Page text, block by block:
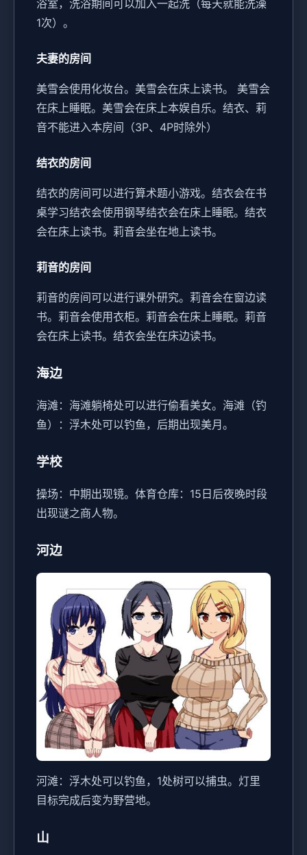
浴室，洗浴期间可以加入一起洗（每天就能洗澡
1次）。
夫妻的房间
美雪会使用化妆台。 美雪会在床上读书。
美雪会
在床上睡眠。 美雪会在床上本娱自乐。 结衣、莉
音不能进入本房间（3P、4P时除外）
结衣的房间
结衣的房间可以进行算术题小游戏。 结衣会在书
桌学习结衣会使用钢琴结衣会在床上睡眠。 结衣
会在床上读书。 莉音会坐在地上读书。
莉音的房间
莉音的房间可以进行课外研究。 莉音会在窗边读
书。 莉音会使用衣柜。 莉音会在床上睡眠。 莉音
会在床上读书。 结衣会坐在床边读书。
海边
海滩：海滩躺椅处可以进行偷看美女。 海滩（钓
鱼）：浮木处可以钓鱼，后期出现美月。
学校
操场：中期出现镜。 体育仓库：15日后夜晚时段
出现谜之商人物。
河边
河滩：浮木处可以钓鱼，1处树可以捕虫。灯里
目标完成后变为野营地。
山